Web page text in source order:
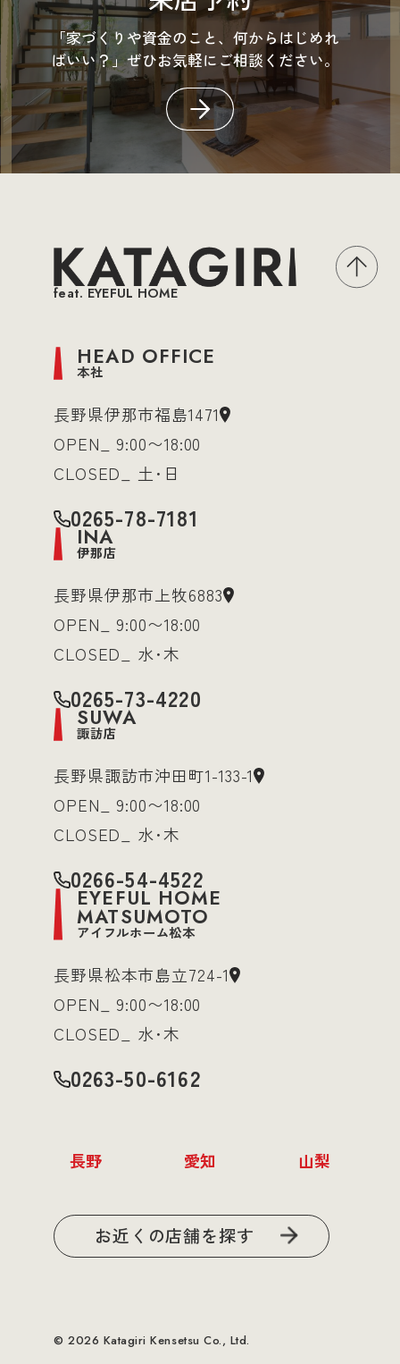
「家づくりや資金のこと、何からはじめれ
ばいい？」ぜひお気軽にご相談ください。
feat. EYEFUL HOME
HEAD OFFICE
本社
長野県伊那市福島1471
OPEN_ 9:00〜18:00
CLOSED_ 土･日
0265-78-7181
INA
伊那店
長野県伊那市上牧6883
OPEN_ 9:00〜18:00
CLOSED_ 水･木
0265-73-4220
SUWA
諏訪店
長野県諏訪市沖田町1-133-1
OPEN_ 9:00〜18:00
CLOSED_ 水･木
0266-54-4522
EYEFUL HOME
MATSUMOTO
アイフルホーム松本
長野県松本市島立724-1
OPEN_ 9:00〜18:00
CLOSED_ 水･木
0263-50-6162
長野 愛知 山梨
お近くの店舗を探す
© 2026 Katagiri Kensetsu Co., Ltd.